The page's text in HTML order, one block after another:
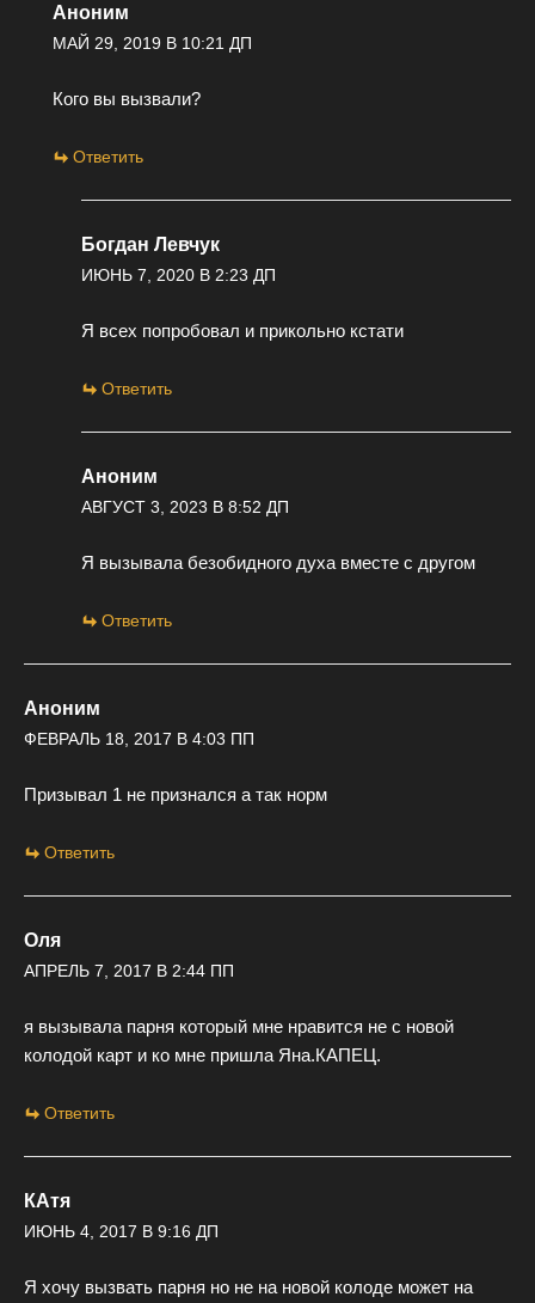
Аноним
МАЙ 29, 2019 В 10:21 ДП
Кого вы вызвали?
Ответить
Богдан Левчук
ИЮНЬ 7, 2020 В 2:23 ДП
Я всех попробовал и прикольно кстати
Ответить
Аноним
АВГУСТ 3, 2023 В 8:52 ДП
Я вызывала безобидного духа вместе с другом
Ответить
Аноним
ФЕВРАЛЬ 18, 2017 В 4:03 ПП
Призывал 1 не признался а так норм
Ответить
Оля
АПРЕЛЬ 7, 2017 В 2:44 ПП
я вызывала парня который мне нравится не с новой
колодой карт и ко мне пришла Яна.КАПЕЦ.
Ответить
КАтя
ИЮНЬ 4, 2017 В 9:16 ДП
Я хочу вызвать парня но не на новой колоде может на